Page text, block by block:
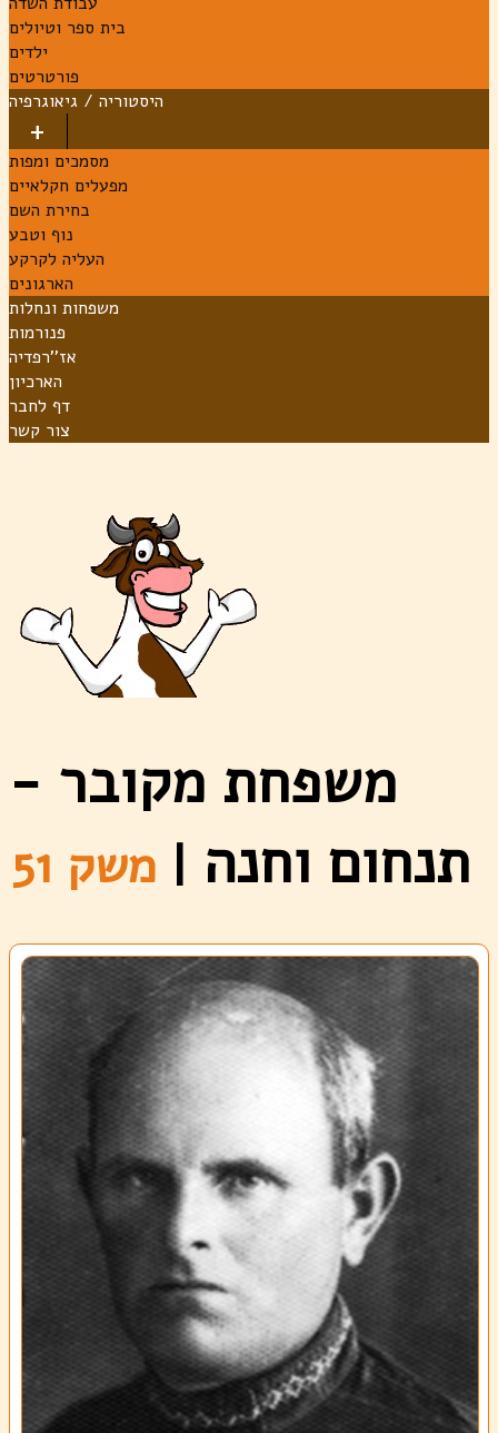
בית ספר וטיולים
ילדים
פורטרטים
היסטוריה / גיאוגרפיה
מסמכים ומפות
מפעלים חקלאיים
בחירת השם
נוף וטבע
העליה לקרקע
הארגונים
משפחות ונחלות
פנורמות
אז''רפדיה
הארכיון
דף לחבר
צור קשר
משפחת מקובר -
תנחום וחנה | משק 51